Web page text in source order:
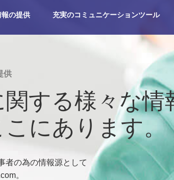
の提供 充実のコミュニケーションツール
供
関する様々な情
こにあります。
者の為の情報源として
。